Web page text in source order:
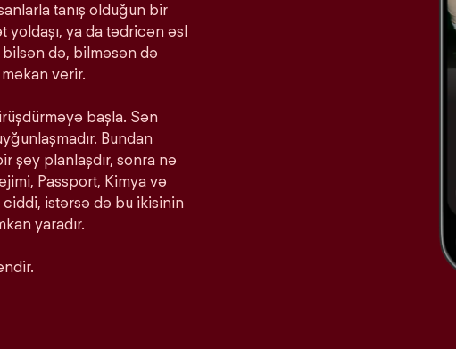
tanış olduğun bir
ya da tədricən əsl
bilsən də, bilməsən də
verir.
başla. Sən
Bundan
şey planlaşdır, sonra nə
Passport, Kimya və
istərsə də bu ikisinin
yaradır.